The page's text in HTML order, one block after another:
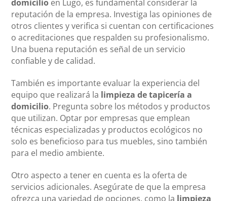
domicilio en Lugo, es fundamental considerar la
reputación de la empresa. Investiga las opiniones de
otros clientes y verifica si cuentan con certificaciones
o acreditaciones que respalden su profesionalismo.
Una buena reputación es señal de un servicio
confiable y de calidad.
También es importante evaluar la experiencia del
equipo que realizará la limpieza de tapicería a
domicilio. Pregunta sobre los métodos y productos
que utilizan. Optar por empresas que emplean
técnicas especializadas y productos ecológicos no
solo es beneficioso para tus muebles, sino también
para el medio ambiente.
Otro aspecto a tener en cuenta es la oferta de
servicios adicionales. Asegúrate de que la empresa
ofrezca una variedad de opciones, como la limpieza